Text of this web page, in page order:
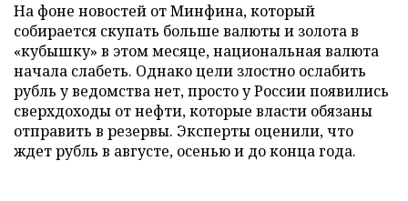
На фоне новостей от Минфина, который
собирается скупать больше валюты и золота в
«кубышку» в этом месяце, национальная валюта
начала слабеть. Однако цели злостно ослабить
рубль у ведомства нет, просто у России появились
сверхдоходы от нефти, которые власти обязаны
отправить в резервы. Эксперты оценили, что
ждет рубль в августе, осенью и до конца года.